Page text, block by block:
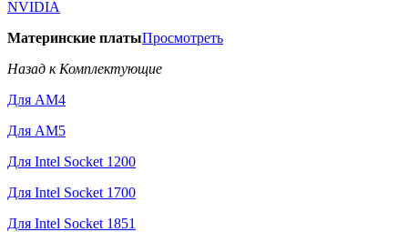
NVIDIA
Материнские платыПросмотреть
Назад к Комплектующие
Для AM4
Для AM5
Для Intel Socket 1200
Для Intel Socket 1700
Для Intel Socket 1851